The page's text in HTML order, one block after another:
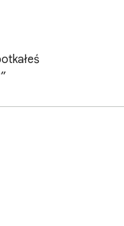
pomagają.”
grozi